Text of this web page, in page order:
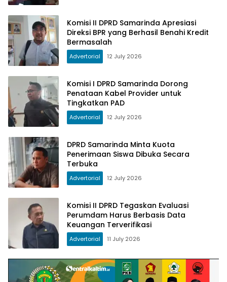
Komisi II DPRD Samarinda Apresiasi
Direksi BPR yang Berhasil Benahi Kredit
Bermasalah
Advertorial 12 July 2026
Komisi I DPRD Samarinda Dorong
Penataan Kabel Provider untuk
Tingkatkan PAD
Advertorial 12 July 2026
DPRD Samarinda Minta Kuota
Penerimaan Siswa Dibuka Secara
Terbuka
Advertorial 12 July 2026
Komisi II DPRD Tegaskan Evaluasi
Perumdam Harus Berbasis Data
Keuangan Terverifikasi
Advertorial 11 July 2026